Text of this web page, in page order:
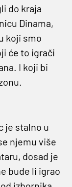
do kraja
Dinama,
koji smo
će to igrači
I koji bi
je stalno u
njemu više
dosad je
bude li igrao